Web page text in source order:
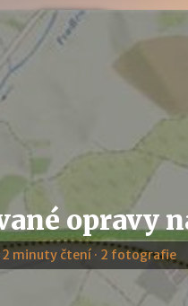
opravy
2 minuty čtení · 2 fotografie